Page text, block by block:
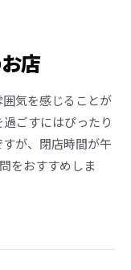
店
気を感じることが
ごすにはぴったり
が、閉店時間が午
をおすすめしま